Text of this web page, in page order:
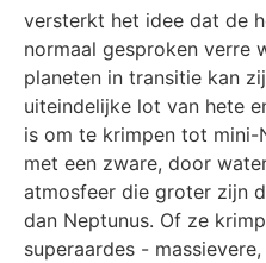
versterkt het idee dat de
normaal gesproken verre
planeten in transitie kan
uiteindelijke lot van hete
is om te krimpen tot mini-
met een zware, door
atmosfeer die groter zijn
dan Neptunus. Of ze
superaardes -